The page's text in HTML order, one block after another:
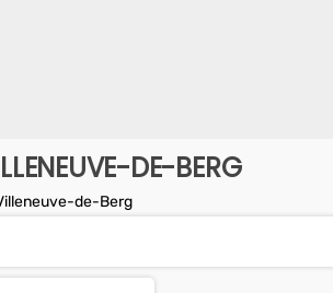
DE-BERG
de-Berg